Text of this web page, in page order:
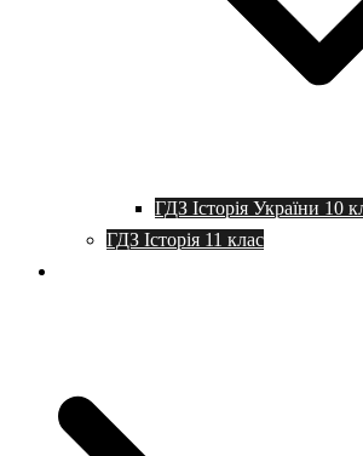
ГДЗ Історія України 10
ГДЗ Історія 11 клас